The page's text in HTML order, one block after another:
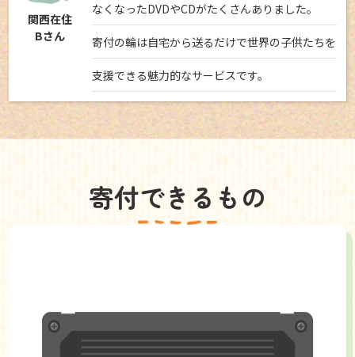
関西在住
Bさん
なくなったDVDやCDがたくさんありました。
寄付の輪は自宅から送るだけで世界の子供たちを
支援できる魅力的なサービスです。
寄付できるもの